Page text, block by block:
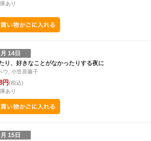
あり
14日
り、好きなことがなかったりする夜に
ウ, 小笠原藤子
円(税込)
あり
15日